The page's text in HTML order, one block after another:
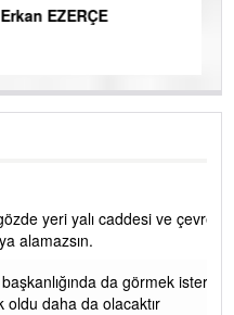
EZERÇE
yalı caddesi ve çevresidir.
da görmek isteriz
da olacaktır